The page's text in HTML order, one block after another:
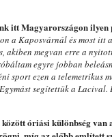
itt Magyarországon
a Kaposvárnál és most itt
akiben megvan erre a
egyre jobban
sport ezen a telemetrikus
segítettük a
óriási különbség